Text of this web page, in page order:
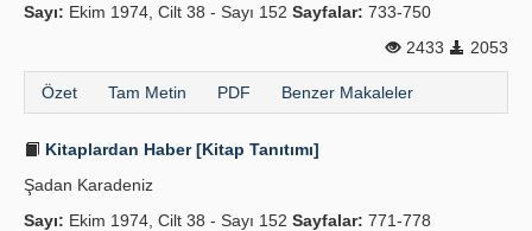
Sayı: Ekim 1974, Cilt 38 - Sayı 152 Sayfalar: 733-750
2433
2053
Özet Tam Metin PDF Benzer Makaleler
Kitaplardan Haber [Kitap Tanıtımı]
Şadan Karadeniz
Sayı: Ekim 1974, Cilt 38 - Sayı 152 Sayfalar: 771-778